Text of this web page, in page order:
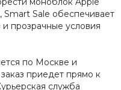
Smart Sale обеспечивает
прозрачные условия
по Москве и
приедет прямо к
служба